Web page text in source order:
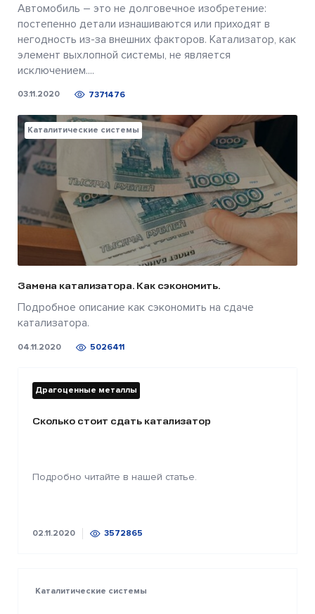
Автомобиль – это не долговечное изобретение:
постепенно детали изнашиваются или приходят в
негодность из-за внешних факторов. Катализатор, как
элемент выхлопной системы, не является
исключением....
03.11.2020 7371476
Каталитические системы
Замена катализатора. Как сэкономить.
Подробное описание как сэкономить на сдаче
катализатора.
04.11.2020 5026411
Драгоценные металлы
Сколько стоит сдать катализатор
Подробно читайте в нашей статье.
02.11.2020 3572865
Каталитические системы